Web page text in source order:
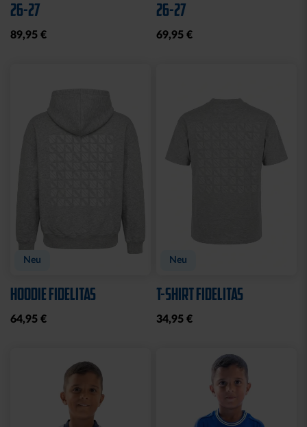
26-27
89,95 €
26-27
69,95 €
Neu
HOODIE FIDELITAS
64,95 €
Neu
T-SHIRT FIDELITAS
34,95 €